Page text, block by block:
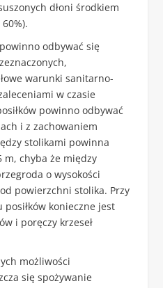
dłoni środkiem
odbywać się
warunki sanitarno-
w czasie
powinno odbywać
i z zachowaniem
stolikami powinna
m, chyba że między
o wysokości
powierzchni stolika. Przy
konieczne jest
i poręczy krzeseł
możliwości
się spożywanie